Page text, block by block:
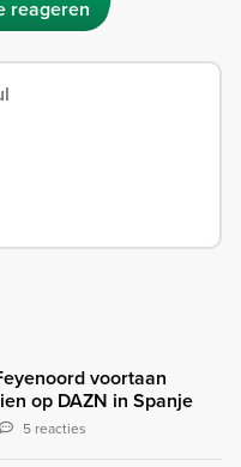
reageren
voortaan
op DAZN in Spanje
5 reacties